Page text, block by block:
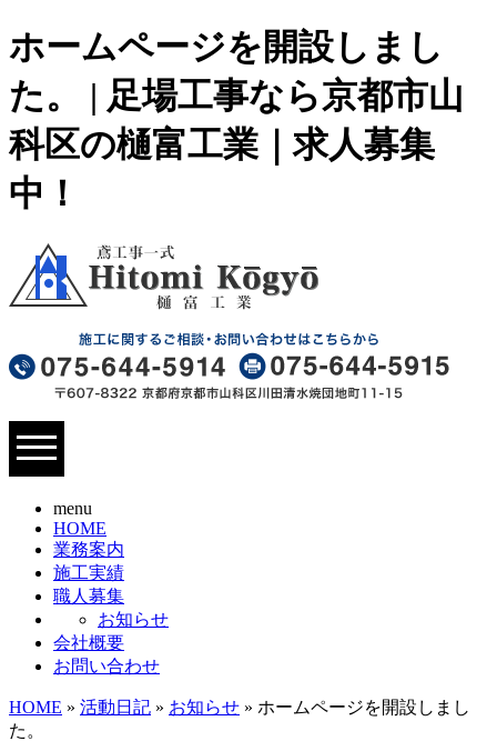
ホームページを開設しまし
た。 | 足場工事なら京都市山
科区の樋富工業｜求人募集
中！
menu
HOME
業務案内
施工実績
職人募集
お知らせ
会社概要
お問い合わせ
HOME » 活動日記 » お知らせ » ホームページを開設しまし
た。